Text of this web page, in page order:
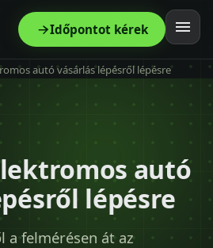
Időpontot kérek
autó vásárlás lépésről lépésre
autó
lépésre
a felmérésen át az